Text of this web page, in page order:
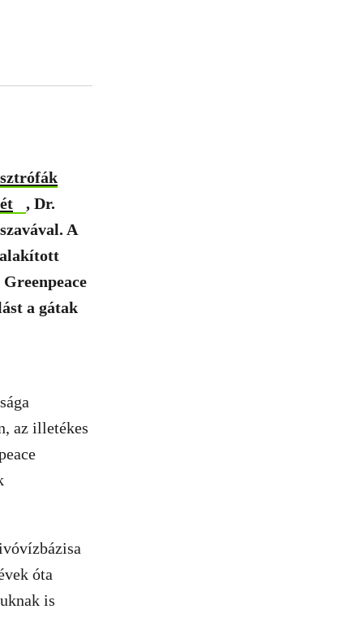
, Dr.
A
a gátak
az illetékes
óta
is